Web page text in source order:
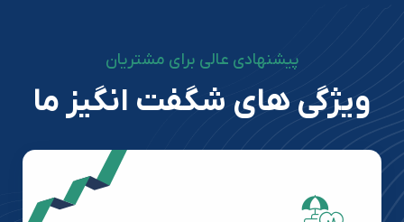
پیشنهادی عالی برای مشتریان
ویژگی های شگفت انگیز ما